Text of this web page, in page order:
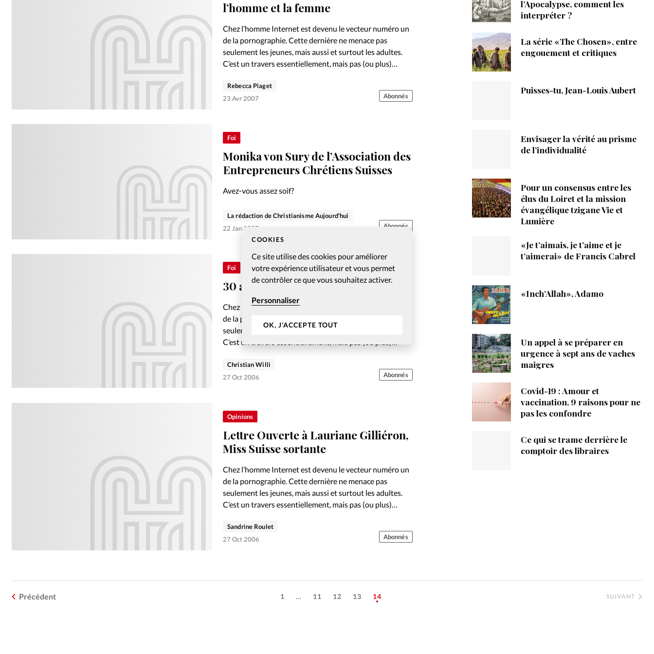
COOKIES
Ce site utilise des cookies pour améliorer
votre expérience utilisateur et vous permet
de contrôler ce que vous souhaitez activer.
Personnaliser
OK, J'ACCEPTE TOUT
Génération réveil
Monde
Opinions
Relations Aujourd'hui
Tour du monde des Eglises
Trait d'Ixène
À propos
La rédaction
Emploi
l’homme et la femme
Chez l’homme Internet est devenu le vecteur numéro un
de la pornographie. Cette dernière ne menace pas
seulement les jeunes, mais aussi et surtout les adultes.
C’est un travers essentiellement, mais pas (ou plus)
Rebecca Piaget
23 Avr 2007
Abonnés
Foi
Monika von Sury de l’Association des
Entrepreneurs Chrétiens Suisses
Avez-vous assez soif?
La rédaction de Christianisme Aujourd'hui
22 Jan 2007
Abonnés
Foi
30 ans d’écoute de la souffrance
Chez l’homme Internet est devenu le vecteur numéro un
de la pornographie. Cette dernière ne menace pas
seulement les jeunes, mais aussi et surtout les adultes.
C’est un travers essentiellement, mais pas (ou plus)
Christian Willi
27 Oct 2006
Abonnés
Opinions
Lettre Ouverte à Lauriane Gilliéron,
Miss Suisse sortante
Chez l’homme Internet est devenu le vecteur numéro un
de la pornographie. Cette dernière ne menace pas
seulement les jeunes, mais aussi et surtout les adultes.
C’est un travers essentiellement, mais pas (ou plus)
Sandrine Roulet
27 Oct 2006
Abonnés
Précédent 1 … 11 12 13 14 SUIVANT
l’Apocalypse, comment les
interpréter ?
La série «The Chosen», entre
engouement et critiques
Puisses-tu, Jean-Louis Aubert
Envisager la vérité au prisme
de l’individualité
Pour un consensus entre les
élus du Loiret et la mission
évangélique tzigane Vie et
Lumière
«Je t’aimais, je t’aime et je
t’aimerai» de Francis Cabrel
«Inch’Allah», Adamo
Un appel à se préparer en
urgence à sept ans de vaches
maigres
Covid-19 : Amour et
vaccination, 9 raisons pour ne
pas les confondre
Ce qui se trame derrière le
comptoir des libraires